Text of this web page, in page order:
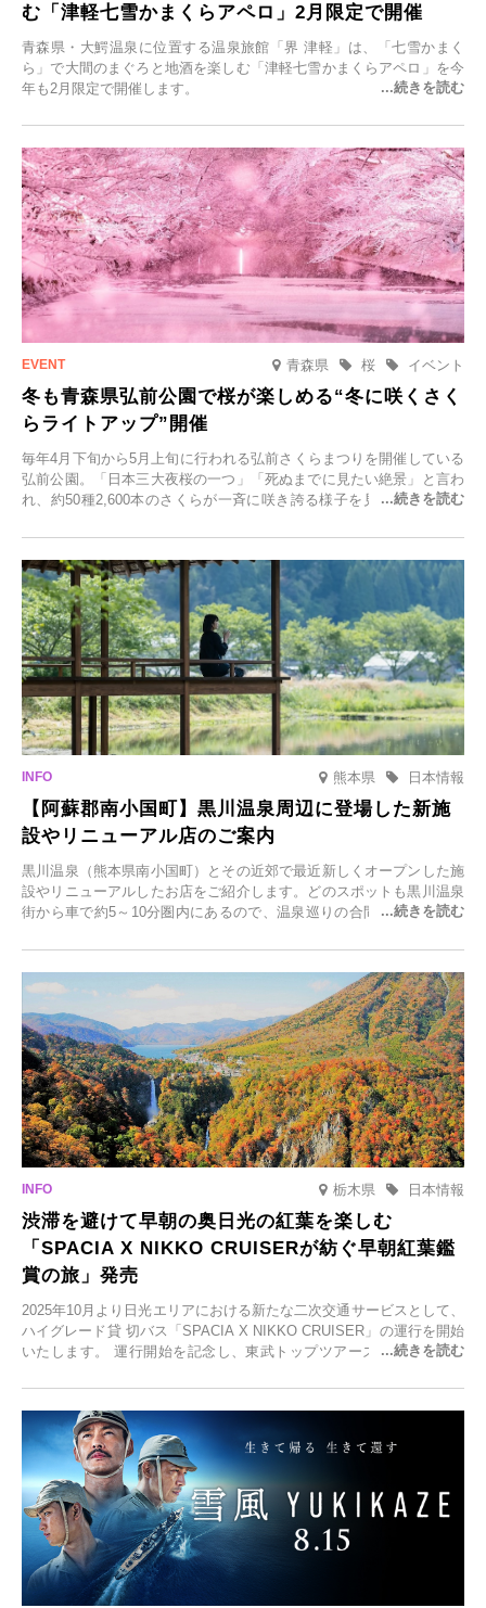
む「津軽七雪かまくらアペロ」2月限定で開催
青森県・大鰐温泉に位置する温泉旅館「界 津軽」は、「七雪かまく
ら」で大間のまぐろと地酒を楽しむ「津軽七雪かまくらアペロ」を今
年も2月限定で開催します。
青森県 イベント
桜
冬も青森県弘前公園で桜が楽しめる“冬に咲くさく
らライトアップ”開催
毎年4月下旬から5月上旬に行われる弘前さくらまつりを開催している
弘前公園。「日本三大夜桜の一つ」「死ぬまでに見たい絶景」と言わ
れ、約50種2,600本のさくらが一斉に咲き誇る様子を見に、世界中か
日(月)～2026年2月28日(土)の期間、「冬に咲くさくらライトアップ」
を開催します。
熊本県 日本情報
【阿蘇郡南小国町】黒川温泉周辺に登場した新施
設やリニューアル店のご案内
黒川温泉（熊本県南小国町）とその近郊で最近新しくオープンした施
設やリニューアルしたお店をご紹介します。どのスポットも黒川温泉
街から車で約5～10分圏内にあるので、温泉巡りの合間に気軽に立ち
元食材にこだわったレストランなど、多彩な魅力が満載です。黒川温
泉の新たな楽しみとしてチェックしてみてください。
栃木県 日本情報
渋滞を避けて早朝の奥日光の紅葉を楽しむ
「SPACIA X NIKKO CRUISERが紡ぐ早朝紅葉鑑
賞の旅」発売
2025年10月より日光エリアにおける新たな二次交通サービスとして、
ハイグレード貸 切バス「SPACIA X NIKKO CRUISER」の運行を開始
いたします。 運行開始を記念し、東武トップツアーズ株式会社では
2025年9月12日(金)より発売いたします。